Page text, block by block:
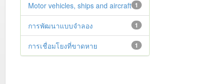
1
Motor vehicles, ships and aircraft
1
การพัฒนาแบบจำลอง
1
การเชื่อมโยงที่ขาดหาย